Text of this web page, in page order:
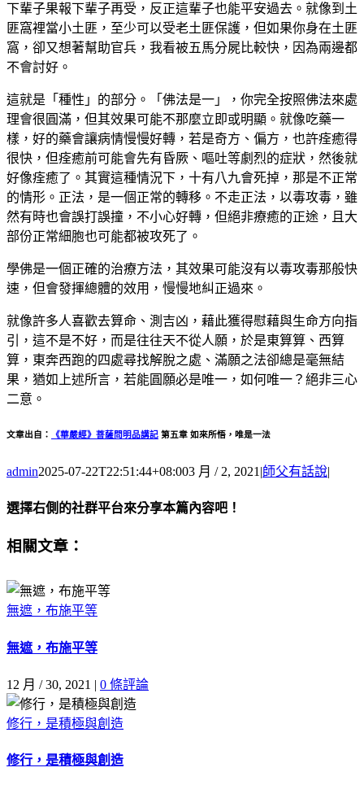
下輩子果報下輩子再受，反正這輩子也能平安過去。就像到土
匪窩裡當小土匪，至少可以受老土匪保護，但如果你身在土匪
窩，卻又想著幫助官兵，我看被五馬分屍比較快，因為兩邊都
不會討好。
這就是「種性」的部分。「佛法是一」，你完全按照佛法來處
理會很圓滿，但其效果可能不那麼立即或明顯。就像吃藥一
樣，好的藥會讓病情慢慢好轉，若是奇方、偏方，也許痊癒得
很快，但痊癒前可能會先有昏厥、嘔吐等劇烈的症狀，然後就
好像痊癒了。其實這種情況下，十有八九會死掉，那是不正常
的情形。正法，是一個正常的轉移。不走正法，以毒攻毒，雖
然有時也會誤打誤撞，不小心好轉，但絕非療癒的正途，且大
部份正常細胞也可能都被攻死了。
學佛是一個正確的治療方法，其效果可能沒有以毒攻毒那般快
速，但會發揮總體的效用，慢慢地糾正過來。
就像許多人喜歡去算命、測吉凶，藉此獲得慰藉與生命方向指
引，這不是不好，而是往往天不從人願，於是東算算、西算
算，東奔西跑的四處尋找解脫之處、滿願之法卻總是毫無結
果，猶如上述所言，若能圓願必是唯一，如何唯一？絕非三心
二意。
文章出自： 《華嚴經》菩薩問明品講記 第五章 如來所悟，唯是一法
admin2025-07-22T22:51:44+08:003 月 / 2, 2021 |師父有話說|
選擇右側的社群平台來分享本篇內容吧！
Facebook
X
Email:
相關文章：
無遮，布施平等
無遮，布施平等
12 月 / 30, 2021 | 0 條評論
修行，是積極與創造
修行，是積極與創造